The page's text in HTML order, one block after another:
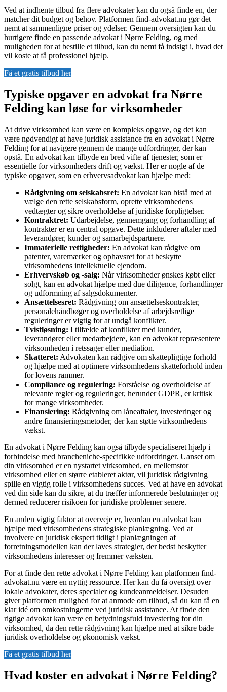
Ved at indhente tilbud fra flere advokater kan du også finde en, der
matcher dit budget og behov. Platformen find-advokat.nu gør det
nemt at sammenligne priser og ydelser. Gennem oversigten kan du
hurtigere finde en passende advokat i Nørre Felding, og med
muligheden for at bestille et tilbud, kan du nemt få indsigt i, hvad det
vil koste at få professionel hjælp.
Få et gratis tilbud her
Typiske opgaver en advokat fra Nørre
Felding kan løse for virksomheder
At drive virksomhed kan være en kompleks opgave, og det kan
være nødvendigt at have juridisk assistance fra en advokat i Nørre
Felding for at navigere gennem de mange udfordringer, der kan
opstå. En advokat kan tilbyde en bred vifte af tjenester, som er
essentielle for virksomheders drift og vækst. Her er nogle af de
typiske opgaver, som en erhvervsadvokat kan hjælpe med:
Rådgivning om selskabsret: En advokat kan bistå med at
vælge den rette selskabsform, oprette virksomhedens
vedtægter og sikre overholdelse af juridiske forpligtelser.
Kontraktret: Udarbejdelse, gennemgang og forhandling af
kontrakter er en central opgave. Dette inkluderer aftaler med
leverandører, kunder og samarbejdspartnere.
Immaterielle rettigheder: En advokat kan rådgive om
patenter, varemærker og ophavsret for at beskytte
virksomhedens intellektuelle ejendom.
Erhvervskøb og -salg: Når virksomheder ønskes købt eller
solgt, kan en advokat hjælpe med due diligence, forhandlinger
og udformning af salgsdokumenter.
Ansættelsesret: Rådgivning om ansættelseskontrakter,
personalehåndbøger og overholdelse af arbejdsretlige
reguleringer er vigtig for at undgå konflikter.
Tvistløsning: I tilfælde af konflikter med kunder,
leverandører eller medarbejdere, kan en advokat repræsentere
virksomheden i retssager eller mediation.
Skatteret: Advokaten kan rådgive om skattepligtige forhold
og hjælpe med at optimere virksomhedens skatteforhold inden
for lovens rammer.
Compliance og regulering: Forståelse og overholdelse af
relevante regler og reguleringer, herunder GDPR, er kritisk
for mange virksomheder.
Finansiering: Rådgivning om låneaftaler, investeringer og
andre finansieringsmetoder, der kan støtte virksomhedens
vækst.
En advokat i Nørre Felding kan også tilbyde specialiseret hjælp i
forbindelse med brancheniche-specifikke udfordringer. Uanset om
din virksomhed er en nystartet virksomhed, en mellemstor
virksomhed eller en større etableret aktør, vil juridisk rådgivning
spille en vigtig rolle i virksomhedens succes. Ved at have en advokat
ved din side kan du sikre, at du træffer informerede beslutninger og
dermed reducerer risikoen for juridiske problemer senere.
En anden vigtig faktor at overveje er, hvordan en advokat kan
hjælpe med virksomhedens strategiske planlægning. Ved at
involvere en juridisk ekspert tidligt i planlægningen af
forretningsmodellen kan der laves strategier, der bedst beskytter
virksomhedens interesser og fremmer væksten.
For at finde den rette advokat i Nørre Felding kan platformen find-
advokat.nu være en nyttig ressource. Her kan du få oversigt over
lokale advokater, deres specialer og kundeanmeldelser. Desuden
giver platformen mulighed for at anmode om tilbud, så du kan få en
klar idé om omkostningerne ved juridisk assistance. At finde den
rigtige advokat kan være en betydningsfuld investering for din
virksomhed, da den rette rådgivning kan hjælpe med at sikre både
juridisk overholdelse og økonomisk vækst.
Få et gratis tilbud her
Hvad koster en advokat i Nørre Felding?